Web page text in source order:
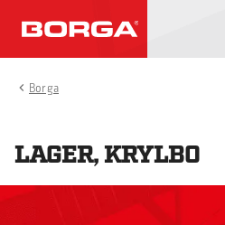
Borga
LAGER, KRYLBO